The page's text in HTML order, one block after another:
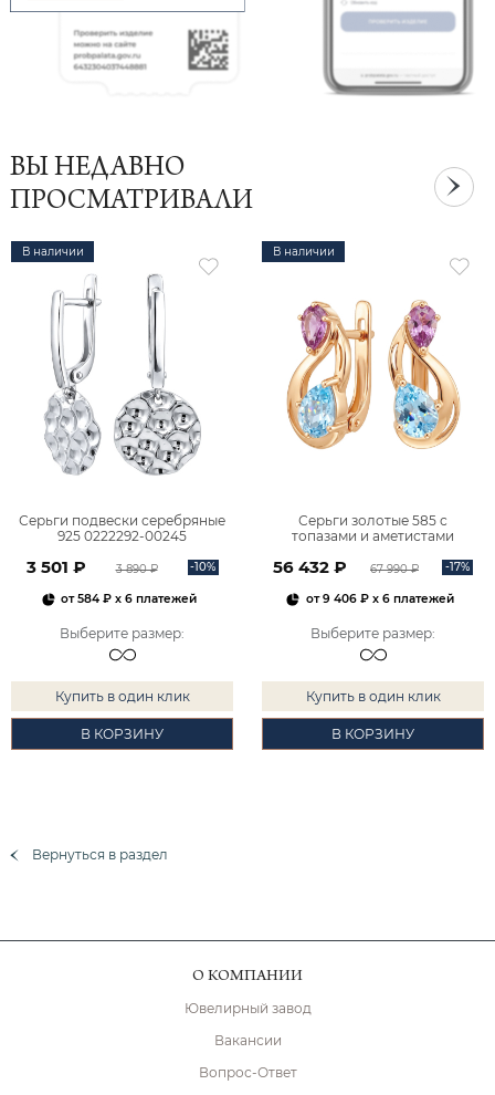
ВЫ НЕДАВНО
ПРОСМАТРИВАЛИ
В наличии
Серьги подвески серебряные
925 0222292-00245
3 501 ₽ 3 890 ₽ -10%
от584 ₽ x 6 платежей
Выберите размер:
Купить в один клик
В КОРЗИНУ
В наличии
Серьги золотые 585 с
топазами и аметистами
56 432 ₽ 67 990 ₽ -17%
от9 406 ₽x 6 платежей
Выберите размер:
Купить в один клик
В КОРЗИНУ
Вернуться в раздел
О КОМПАНИИ
Ювелирный завод
Вакансии
Вопрос-Ответ